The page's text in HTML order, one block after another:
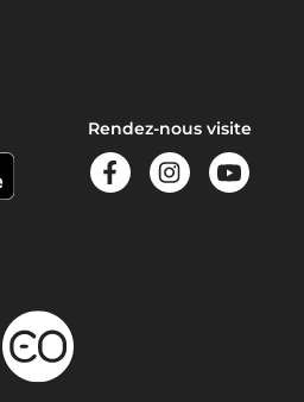
Rendez-nous visite